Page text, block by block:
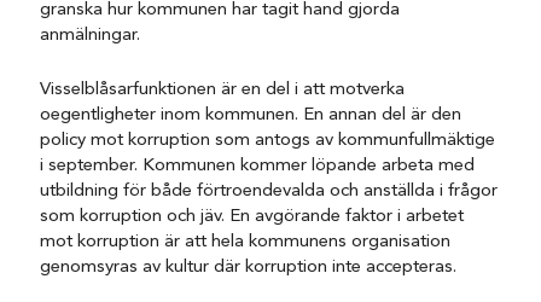
granska hur kommunen har tagit hand gjorda
anmälningar.
Visselblåsarfunktionen är en del i att motverka
oegentligheter inom kommunen. En annan del är den
policy mot korruption som antogs av kommunfullmäktige
i september. Kommunen kommer löpande arbeta med
utbildning för både förtroendevalda och anställda i frågor
som korruption och jäv. En avgörande faktor i arbetet
mot korruption är att hela kommunens organisation
genomsyras av kultur där korruption inte accepteras.